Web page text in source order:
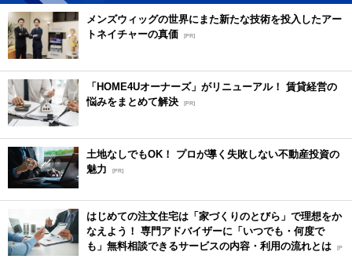
メンズウィッグの世界にまた新たな技術を投入したアー
トネイチャーの真価
[PR]
「HOME4Uオーナーズ」がリニューアル！ 賃貸経営の
悩みをまとめて解決 [PR]
土地なしでもOK！ プロが導く失敗しない不動産投資の
魅力
[PR]
はじめての注文住宅は「家づくりのとびら」で理想をか
なえよう！ 専門アドバイザーに「いつでも・何度で
も」無料相談できるサービスの内容・利用の流れとは [P